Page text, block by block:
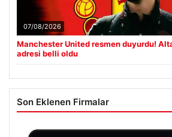
07/08/2026
Manchester United resmen duyurdu!
adresi belli oldu
Son Eklenen Firmalar